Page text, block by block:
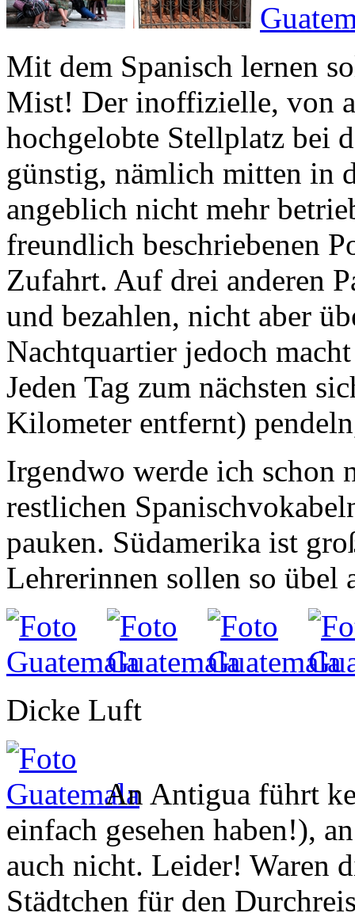
Mit dem Spanisch lernen
Mist! Der inoffizielle, von
hochgelobte Stellplatz bei
günstig, nämlich mitten in
angeblich nicht mehr
freundlich beschriebenen
Zufahrt. Auf drei anderen
und bezahlen, nicht aber
Nachtquartier jedoch
Jeden Tag zum nächsten
Kilometer entfernt)
Irgendwo werde ich
restlichen
pauken. Südamerika ist
Lehrerinnen sollen so übel
Dicke Luft
einfach gesehen haben!),
auch nicht. Leider! Waren
Städtchen für den
Herausforderung, so setzt